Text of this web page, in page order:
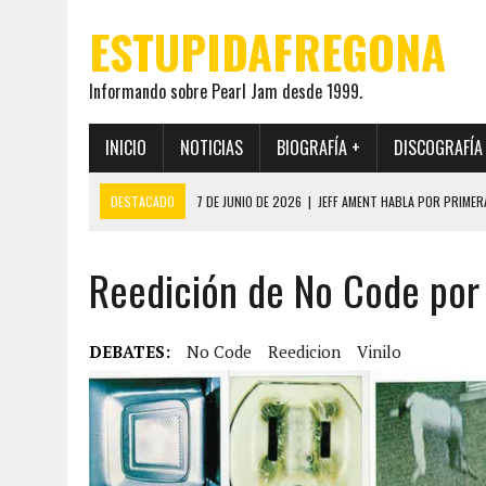
ESTUPIDAFREGONA
Informando sobre Pearl Jam desde 1999.
INICIO NOTICIAS BIOGRAFÍA +
DESTACADO 7 DE JUNIO DE 2026 | JEFF AMENT HABLA POR
19 DE MAYO DE 2026
EL ENCUENTRO ENTRE NEIL YOUNG Y PEARL
12 DE MAYO DE 2026
PEARL JAM REAPARECEN EN OHANA 2026 EN
28 DE JULIO DE 2026
JEFF AMENT PUBLICA SINCE FOREVER, UN
Reedición de No Code
DEBATES: No Code Reedicion Vinilo